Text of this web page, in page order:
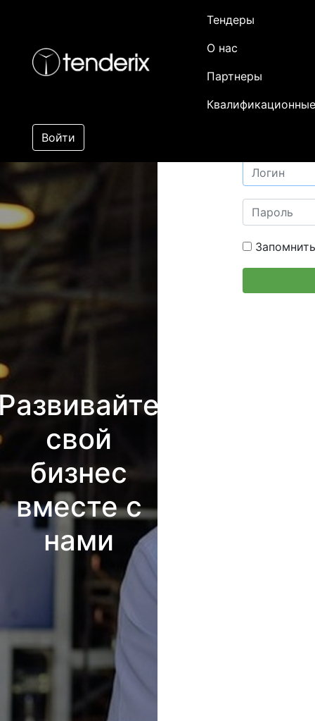
Тендеры
О нас
Партнеры
Войти
свой
бизнес
вместе с
нами